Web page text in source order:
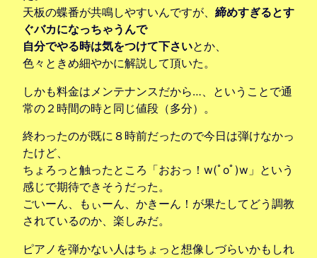
天板の蝶番が共鳴しやすいんですが、 締めすぎるとす
ぐバカになっちゃうんで
自分でやる時は気をつけて下さいとか、
色々ときめ細やかに解説して頂いた。
しかも料金はメンテナンスだから…、ということで通
常の２時間の時と同じ値段（多分）。
終わったのが既に８時前だったので今日は弾けなかっ
たけど、
ちょろっと触ったところ「おおっ！w(ﾟoﾟ)w」という
感じで期待できそうだった。
ごいーん、もぃーん、かきーん！が果たしてどう調教
されているのか、楽しみだ。
ピアノを弾かない人はちょっと想像しづらいかもしれ